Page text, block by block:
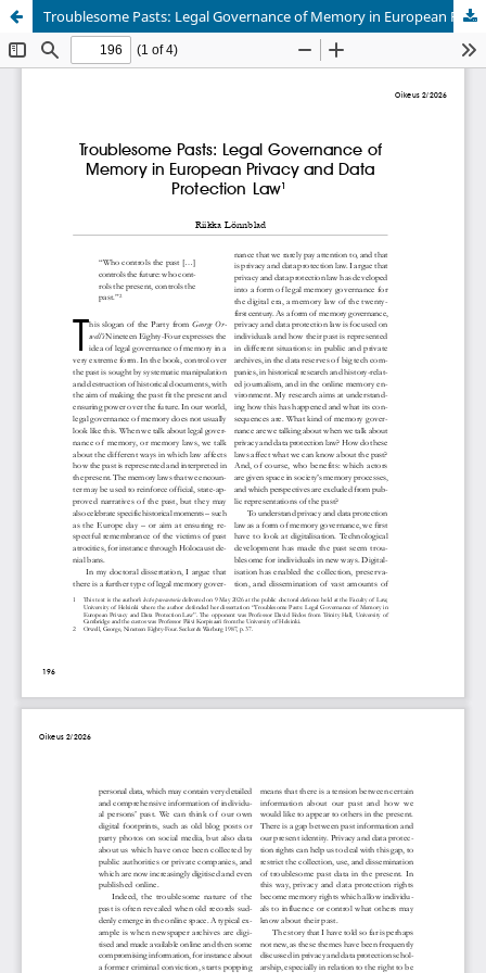
Troublesome Pasts: Legal Governance of Memory in European Privacy and Data Protection Law
Tieteellisten seurain valtuuskunta.